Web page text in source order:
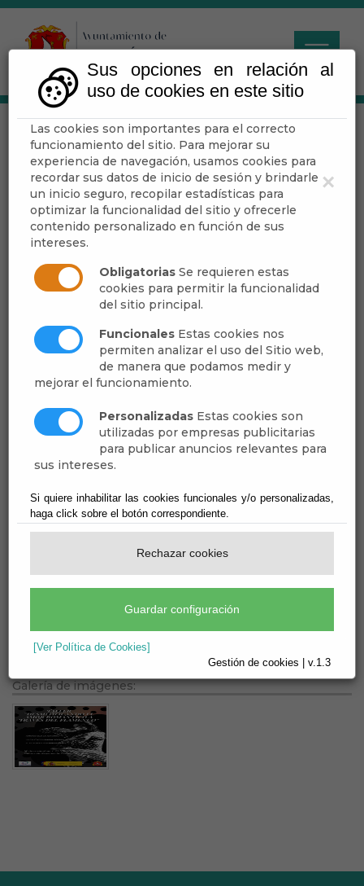
×
Sus opciones en relación al
uso de cookies en este sitio
Las cookies son importantes para el correcto
funcionamiento del sitio. Para mejorar su
experiencia de navegación, usamos cookies para
recordar sus datos de inicio de sesión y brindarle
un inicio seguro, recopilar estadísticas para
optimizar la funcionalidad del sitio y ofrecerle
contenido personalizado en función de sus
intereses.
Obligatorias Se requieren estas
cookies para permitir la funcionalidad
del sitio principal.
Funcionales Estas cookies nos
permiten analizar el uso del Sitio web,
de manera que podamos medir y
mejorar el funcionamiento.
Personalizadas Estas cookies son
utilizadas por empresas publicitarias
para publicar anuncios relevantes para
sus intereses.
Si quiere inhabilitar las cookies funcionales y/o personalizadas,
haga click sobre el botón correspondiente.
Rechazar cookies
Guardar configuración
[Ver Política de Cookies]
Gestión de cookies | v.1.3
DESMITIFICANDO EL
AMOR ROMÁNTICO A
TRAVÉS DEL
FLAMENCO
Nov
DESMITIFICANDO EL AMOR
ROMÁNTICO A TRAVÉS DEL
Galería de imágenes: